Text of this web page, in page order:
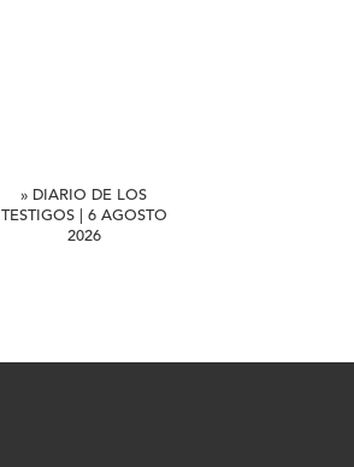
» DIARIO DE LOS
TESTIGOS | 6 AGOSTO
2026